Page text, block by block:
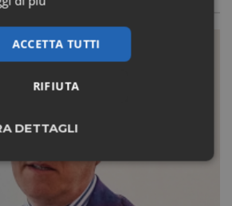
ACCETTA TUTTI
RIFIUTA
DETTAGLI
Marketing